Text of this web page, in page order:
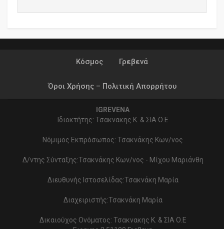
Κόσμος Γρεβενά
Όροι Χρήσης – Πολιτική Απορρήτου
IGREVENA
Ιδιοκτήτης: Τσακνακης Κ. & ΣΙΑ Ο.Ε
Νόμιμος Εκπρόσωπος: Τσακνάκης Κων/νος
Δ/ντης Σύνταξης:Τσακνάκης Κων/νος - Μίχου Μαριάνθη
Διευθυνής Ιστοσελίδας:Τσακνάκη Μαρία
Διαχειριστής:Τσακνάκη Μαρία
Δικαιούχος Ονόματος: Τσακνακης Κ. & ΣΙΑ Ο.Ε